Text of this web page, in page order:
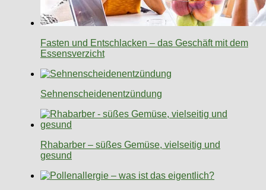
Fasten und Entschlacken – das Geschäft mit dem
Essensverzicht
Sehnenscheidenentzündung
Rhabarber – süßes Gemüse, vielseitig und
gesund